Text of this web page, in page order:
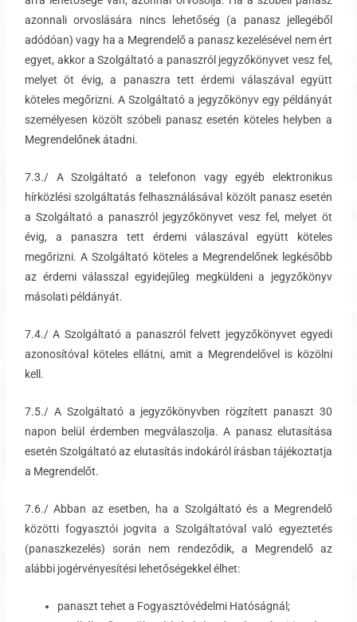
azonnali orvoslására nincs lehetőség (a panasz jellegéből
adódóan) vagy ha a Megrendelő a panasz kezelésével nem ért
egyet, akkor a Szolgáltató a panaszról jegyzőkönyvet vesz fel,
melyet öt évig, a panaszra tett érdemi válaszával együtt
köteles megőrizni. A Szolgáltató a jegyzőkönyv egy példányát
személyesen közölt szóbeli panasz esetén köteles helyben a
Megrendelőnek átadni.
7.3./ A Szolgáltató a telefonon vagy egyéb elektronikus
hírközlési szolgáltatás felhasználásával közölt panasz esetén
a Szolgáltató a panaszról jegyzőkönyvet vesz fel, melyet öt
évig, a panaszra tett érdemi válaszával együtt köteles
megőrizni. A Szolgáltató köteles a Megrendelőnek legkésőbb
az érdemi válasszal egyidejűleg megküldeni a jegyzőkönyv
másolati példányát.
7.4./ A Szolgáltató a panaszról felvett jegyzőkönyvet egyedi
azonosítóval köteles ellátni, amit a Megrendelővel is közölni
kell.
7.5./ A Szolgáltató a jegyzőkönyvben rögzített panaszt 30
napon belül érdemben megválaszolja. A panasz elutasítása
esetén Szolgáltató az elutasítás indokáról írásban tájékoztatja
a Megrendelőt.
7.6./ Abban az esetben, ha a Szolgáltató és a Megrendelő
közötti fogyasztói jogvita a Szolgáltatóval való egyeztetés
(panaszkezelés) során nem rendeződik, a Megrendelő az
alábbi jogérvényesítési lehetőségekkel élhet:
panaszt tehet a Fogyasztóvédelmi Hatóságnál;